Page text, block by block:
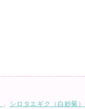
、 シロタエギク（白妙菊）